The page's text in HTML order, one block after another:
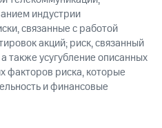
индустрии
связанные с работой
акций; риск, связанный
также усугубление описанных
факторов риска, которые
и финансовые